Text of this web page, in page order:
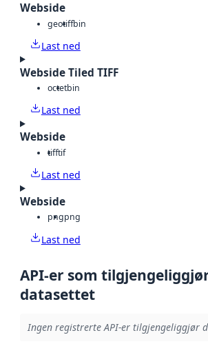
Webside
geotiffbin
Last ned
Webside Tiled TIFF
octetbin
Last ned
Webside
tifftif
Last ned
Webside
pngpng
Last ned
API-er som
datasettet
Ingen registrerte API-er tilgjengeliggjør